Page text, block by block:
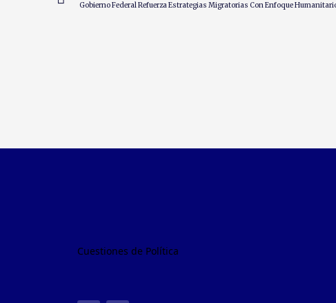
Gobierno Federal Refuerza Estrategias Migratorias Con Enfoque
Cuestiones de Política